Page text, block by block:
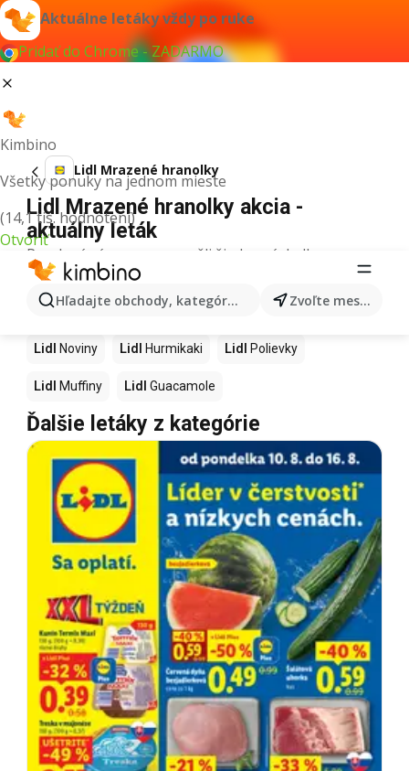
Aktuálne letáky vždy po ruke
Pridať do Chrome - ZADARMO
Kimbino
Všetky ponuky na jednom mieste
(14,1 tis. hodnotení)
Otvoriť
Hľadajte obchody, kategórie, produkty... Zvoľte mesto
Lidl Mrazené hranolky
Lidl Mrazené hranolky akcia -
aktuálny leták
Pre daný výraz sme nenašli žiadne výsledky.
Ďalšie produkty v obchodoch Lidl
Lidl Kapor Ashwagandha Nintendo Switch
Lidl Noviny Lidl Hurmikaki Lidl Polievky
Lidl Muffiny Lidl Guacamole
Ďalšie letáky z kategórie